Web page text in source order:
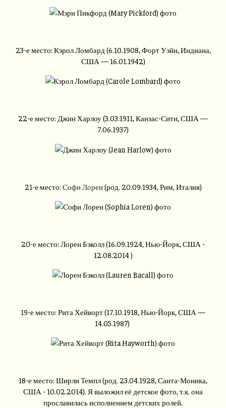
23-е место: Кэрол Ломбард (6.10.1908, Форт Уэйн, Индиана,
США — 16.01.1942)
22-е место: Джин Харлоу (3.03.1911, Канзас-Сити, США —
7.06.1937)
21-е место: Софи Лорен(род. 20.09.1934, Рим, Италия)
20-е место: Лорен Бэколл (16.09.1924, Нью-Йорк, США -
12.08.2014 )
19-е место: Рита Хейворт (17.10.1918, Нью-Йорк, США —
14.05.1987)
18-е место: Ширли Темпл (род. 23.04.1928, Санта-Моника,
США - 10.02.2014). Я выложил её детское фото, т.к. она
прославилась исполнением детских ролей.